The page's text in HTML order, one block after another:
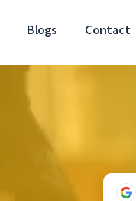
Blogs Contact